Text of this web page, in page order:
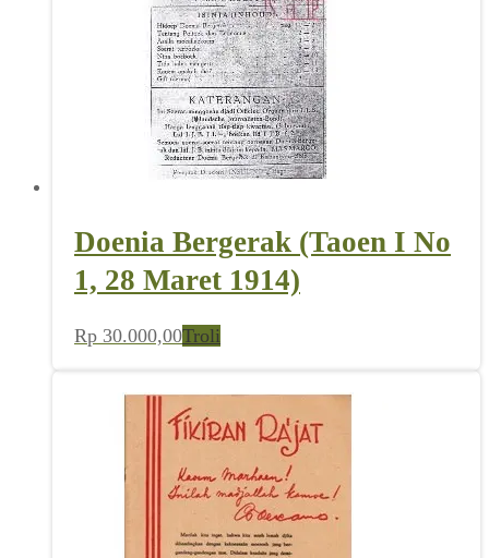
Doenia Bergerak (Taoen I No
1, 28 Maret 1914)
Rp 30.000,00Troli